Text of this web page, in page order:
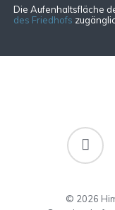
Die Aufenhaltsfläche
des Friedhofs
© 2026